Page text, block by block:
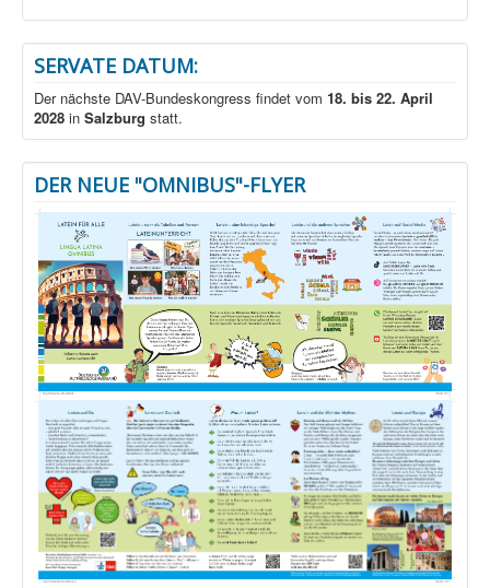
SERVATE DATUM:
Der nächste DAV-Bundeskongress findet vom 18. bis 22. April
2028 in Salzburg statt.
DER NEUE "OMNIBUS"-FLYER